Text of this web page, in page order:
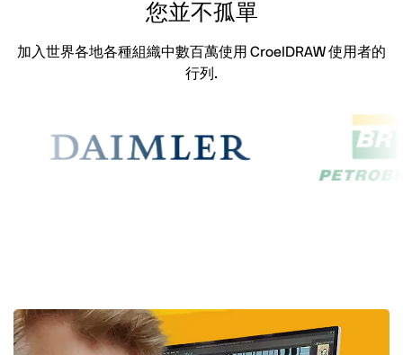
您並不孤單
加入世界各地各種組織中數百萬使用 CroelDRAW 使用者的
行列.